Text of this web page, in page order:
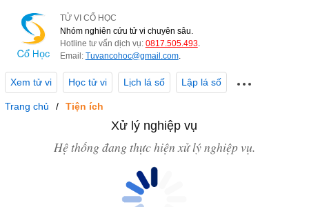
TỬ VI CỔ HỌC
Nhóm nghiên cứu tử vi chuyên sâu.
Hotline tư vấn dịch vụ: 0817.505.493.
Email: Tuvancohoc@gmail.com.
Xem tử vi Học tử vi Lịch lá số Lập lá số
Trang chủ Tiện ích
Xử lý nghiệp vụ
Hệ thống đang thực hiện xử lý nghiệp vụ.